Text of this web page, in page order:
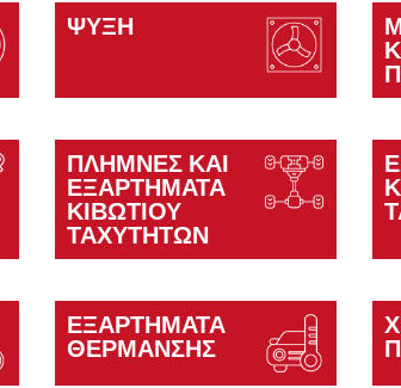
ΨΎΞΗ
ΠΛΉΜΝΕΣ ΚΑΙ
ΕΞΑΡΤΉΜΑΤΑ
ΚΙΒΩΤΊΟΥ
ΤΑΧΥΤΉΤΩΝ
ΕΞΑΡΤΉΜΑΤΑ
ΘΈΡΜΑΝΣΗΣ